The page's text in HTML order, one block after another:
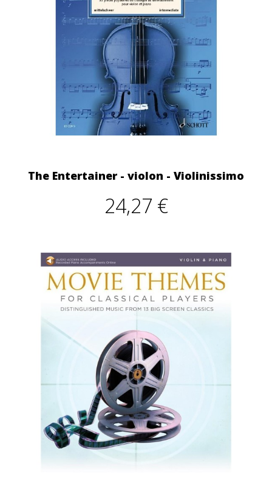
The Entertainer - violon - Violinissimo
24,27 €